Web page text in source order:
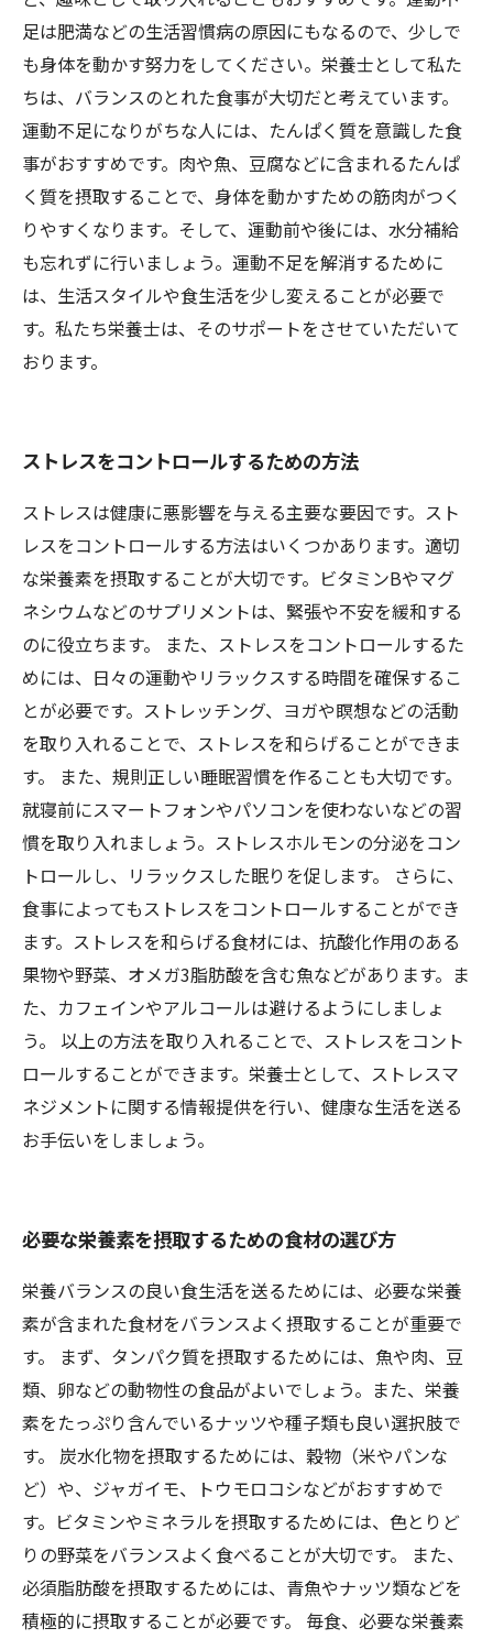
足は肥満などの生活習慣病の原因にもなるので、少しで
も身体を動かす努力をしてください。栄養士として私た
ちは、バランスのとれた食事が大切だと考えています。
運動不足になりがちな人には、たんぱく質を意識した食
事がおすすめです。肉や魚、豆腐などに含まれるたんぱ
く質を摂取することで、身体を動かすための筋肉がつく
りやすくなります。そして、運動前や後には、水分補給
も忘れずに行いましょう。運動不足を解消するために
は、生活スタイルや食生活を少し変えることが必要で
す。私たち栄養士は、そのサポートをさせていただいて
おります。
ストレスをコントロールするための方法
ストレスは健康に悪影響を与える主要な要因です。スト
レスをコントロールする方法はいくつかあります。適切
な栄養素を摂取することが大切です。ビタミンBやマグ
ネシウムなどのサプリメントは、緊張や不安を緩和する
のに役立ちます。 また、ストレスをコントロールするた
めには、日々の運動やリラックスする時間を確保するこ
とが必要です。ストレッチング、ヨガや瞑想などの活動
を取り入れることで、ストレスを和らげることができま
す。 また、規則正しい睡眠習慣を作ることも大切です。
就寝前にスマートフォンやパソコンを使わないなどの習
慣を取り入れましょう。ストレスホルモンの分泌をコン
トロールし、リラックスした眠りを促します。 さらに、
食事によってもストレスをコントロールすることができ
ます。ストレスを和らげる食材には、抗酸化作用のある
果物や野菜、オメガ3脂肪酸を含む魚などがあります。ま
た、カフェインやアルコールは避けるようにしましょ
う。 以上の方法を取り入れることで、ストレスをコント
ロールすることができます。栄養士として、ストレスマ
ネジメントに関する情報提供を行い、健康な生活を送る
お手伝いをしましょう。
必要な栄養素を摂取するための食材の選び方
栄養バランスの良い食生活を送るためには、必要な栄養
素が含まれた食材をバランスよく摂取することが重要で
す。 まず、タンパク質を摂取するためには、魚や肉、豆
類、卵などの動物性の食品がよいでしょう。また、栄養
素をたっぷり含んでいるナッツや種子類も良い選択肢で
す。 炭水化物を摂取するためには、穀物（米やパンな
ど）や、ジャガイモ、トウモロコシなどがおすすめで
す。ビタミンやミネラルを摂取するためには、色とりど
りの野菜をバランスよく食べることが大切です。 また、
必須脂肪酸を摂取するためには、青魚やナッツ類などを
積極的に摂取することが必要です。 毎食、必要な栄養素